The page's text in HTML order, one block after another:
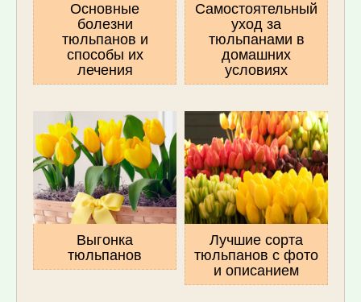
Основные
болезни
тюльпанов и
способы их
лечения
Самостоятельный
уход за
тюльпанами в
домашних
условиях
Выгонка
тюльпанов
Лучшие сорта
тюльпанов с фото
и описанием